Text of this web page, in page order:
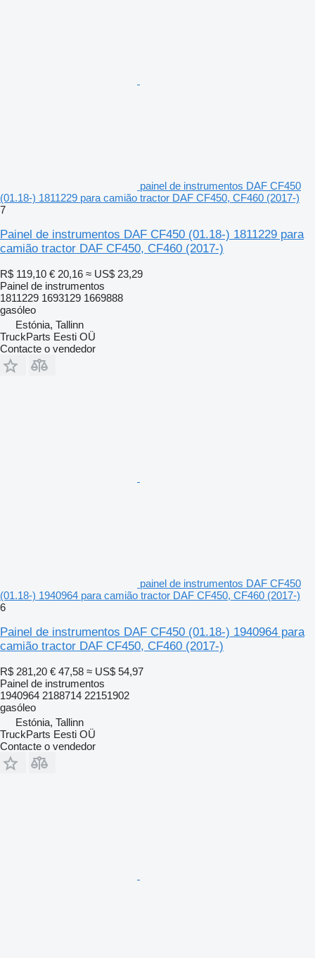
painel de instrumentos DAF CF450
(01.18-) 1811229 para camião tractor DAF CF450, CF460 (2017-)
7
Painel de instrumentos DAF CF450 (01.18-) 1811229 para
camião tractor DAF CF450, CF460 (2017-)
R$ 119,10 € 20,16 ≈ US$ 23,29
Painel de instrumentos
1811229 1693129 1669888
gasóleo
Estónia, Tallinn
TruckParts Eesti OÜ
Contacte o vendedor
painel de instrumentos DAF CF450
(01.18-) 1940964 para camião tractor DAF CF450, CF460 (2017-)
6
Painel de instrumentos DAF CF450 (01.18-) 1940964 para
camião tractor DAF CF450, CF460 (2017-)
R$ 281,20 € 47,58 ≈ US$ 54,97
Painel de instrumentos
1940964 2188714 22151902
gasóleo
Estónia, Tallinn
TruckParts Eesti OÜ
Contacte o vendedor